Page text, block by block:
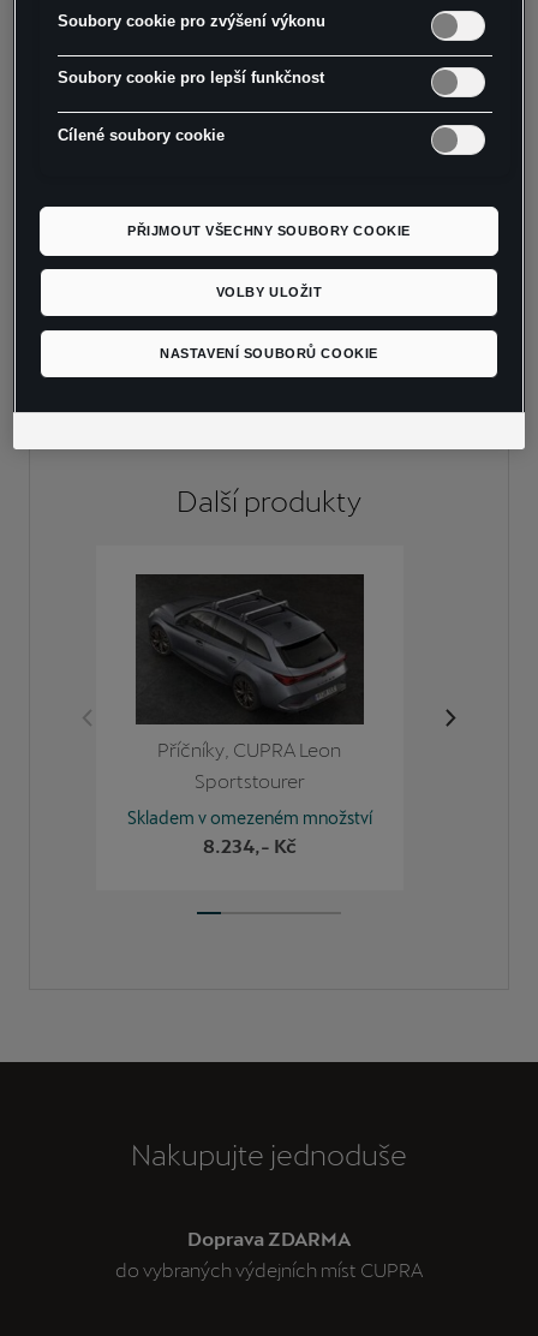
- Sada příčníků (přední a zadní) s integrovaným
- Pouze pro vozidla se střešními podélníky
- UPOZORNĚNÍ: Použití panoramatického
- Pro CUPRA Ateca od modelového roku 2018
Dalšíprodukty
Příčníky, CUPRA Leon
Sportstourer
Skladem v omezeném množství
8.234,- Kč
Nakupujte jednoduše
Doprava ZDARMA
do vybraných výdejních míst CUPRA
Soubory cookie pro zvýšení výkonu
Soubory cookie pro lepší funkčnost
Cílené soubory cookie
PŘIJMOUT VŠECHNY SOUBORY COOKIE
VOLBY ULOŽIT
NASTAVENÍ SOUBORŮ COOKIE